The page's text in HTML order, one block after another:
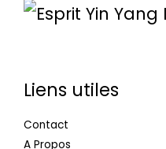
Liens utiles
Contact
A Propos